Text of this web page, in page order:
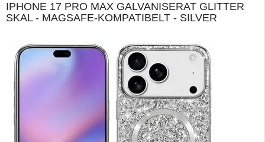
IPHONE 17 PRO MAX GALVANISERAT GLITTER
SKAL - MAGSAFE-KOMPATIBELT - SILVER